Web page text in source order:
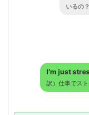
いるの？
I’m just
訳）仕事でスト